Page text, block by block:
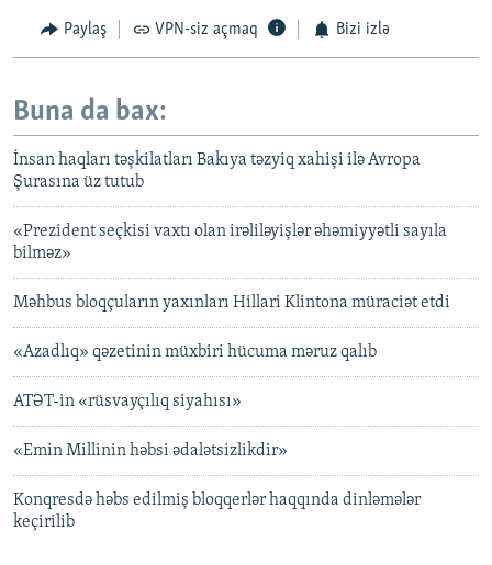
Paylaş VPN-siz açmaq Bizi izlə
Buna da bax:
İnsan haqları təşkilatları Bakıya təzyiq xahişi ilə Avropa
Şurasına üz tutub
«Prezident seçkisi vaxtı olan irəliləyişlər əhəmiyyətli sayıla
bilməz»
Məhbus bloqçuların yaxınları Hillari Klintona müraciət etdi
«Azadlıq» qəzetinin müxbiri hücuma məruz qalıb
ATƏT-in «rüsvayçılıq siyahısı»
«Emin Millinin həbsi ədalətsizlikdir»
Konqresdə həbs edilmiş bloqqerlər haqqında dinləmələr
keçirilib